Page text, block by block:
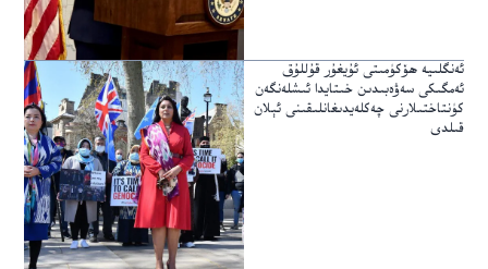
ئەنگلىيە ھۆكۈمىتى ئۇيغۇر قۇللۇق
ئەمگىكى سەۋەبىدىن خىتايدا ئىشلەنگەن
كۈنتاختىلارنى چەكلەيدىغانلىقىنى ئېلان
قىلدى